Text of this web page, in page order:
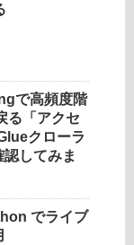
で高頻度階
る「アクセ
クローラ
してみま
でライブ